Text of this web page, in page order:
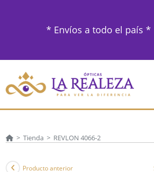
* Envíos a todo el país *
> Tienda > REVLON 4066-2
Producto anterior